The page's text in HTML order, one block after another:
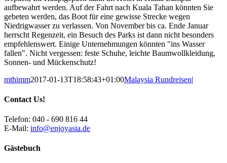
aufbewahrt werden. Auf der Fahrt nach Kuala Tahan könnten Sie
gebeten werden, das Boot für eine gewisse Strecke wegen
Niedrigwasser zu verlassen. Von November bis ca. Ende Januar
herrscht Regenzeit, ein Besuch des Parks ist dann nicht besonders
empfehlenswert. Einige Unternehmungen könnten "ins Wasser
fallen". Nicht vergessen: feste Schuhe, leichte Baumwollkleidung,
Sonnen- und Mückenschutz!
mthimm2017-01-13T18:58:43+01:00Malaysia Rundreisen|
Contact Us!
Telefon: 040 - 690 816 44
E-Mail: info@enjoyasia.de
Gästebuch